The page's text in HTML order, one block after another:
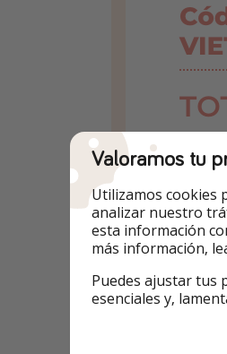
Ir a la oferta
Valoramos tu
Utilizamos cookies
analizar nuestro
esta información
más información,
Puedes ajustar tus
esenciales y,